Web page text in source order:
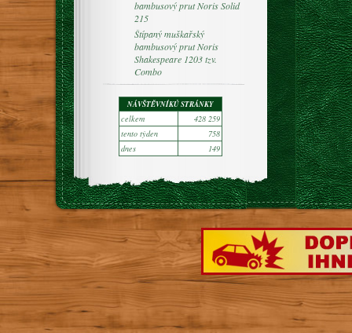
bambusový prut Noris Solid
215
Štípaný muškařský
bambusový prut Noris
Shakespeare 1203 tzv.
Combo
NÁVŠTĚVNÍKŮ STRÁNKY
celkem
428 259
tento týden
758
dnes
149